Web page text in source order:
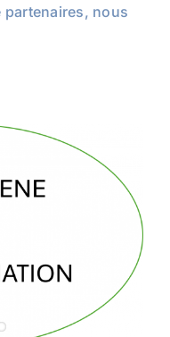
partenaires, nous